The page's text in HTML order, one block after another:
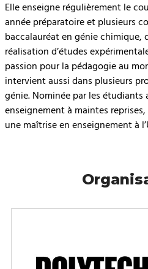
Elle enseigne régulièrement le
année préparatoire et plusieurs
baccalauréat en génie chimique,
réalisation d’études
passion pour la pédagogie au
intervient aussi dans plusieurs
génie. Nominée par les étudiants
enseignement à maintes
une maîtrise en enseignement à